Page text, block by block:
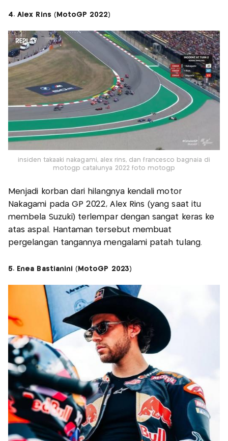
4. Alex Rins (MotoGP 2022)
insiden takaaki nakagami, alex rins, dan francesco bagnaia di
motogp catalunya 2022 foto motogp
Menjadi korban dari hilangnya kendali motor
Nakagami pada GP 2022, Alex Rins (yang saat itu
membela Suzuki) terlempar dengan sangat keras ke
atas aspal. Hantaman tersebut membuat
pergelangan tangannya mengalami patah tulang.
5. Enea Bastianini (MotoGP 2023)